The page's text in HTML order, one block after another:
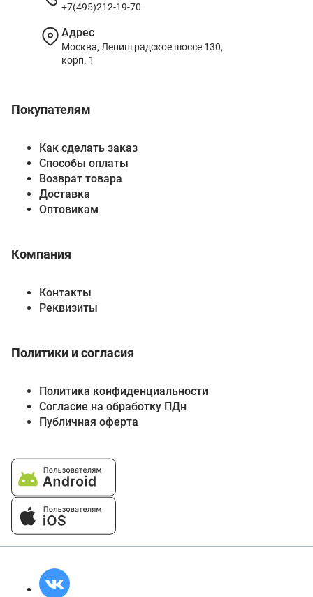
Покупателям
Как сделать заказ
Способы оплаты
Возврат товара
Доставка
Оптовикам
Компания
Контакты
Реквизиты
Политики и согласия
Политика конфиденциальности
Согласие на обработку ПДн
Публичная оферта
+7(495)212-19-70
Адрес
Москва, Ленинградское шоссе 130,
корп. 1